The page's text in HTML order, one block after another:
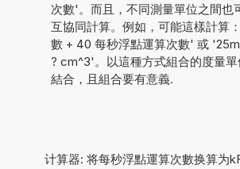
次數'。而且，不同測量單位之間也
互協同計算。例如，可能這樣計算
數 + 40 每秒浮點運算次數' 或
? cm^3'。以這種方式組合的度量
結合，且組合要有意義.
计算器: 将每秒浮點運算次數换算为